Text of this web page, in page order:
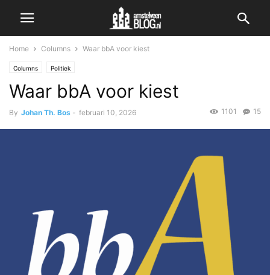
Home Columns Waar bbA voor kiest
Columns Politiek
Waar bbA voor kiest
By Johan Th. Bos - februari 10, 2026 15
1101